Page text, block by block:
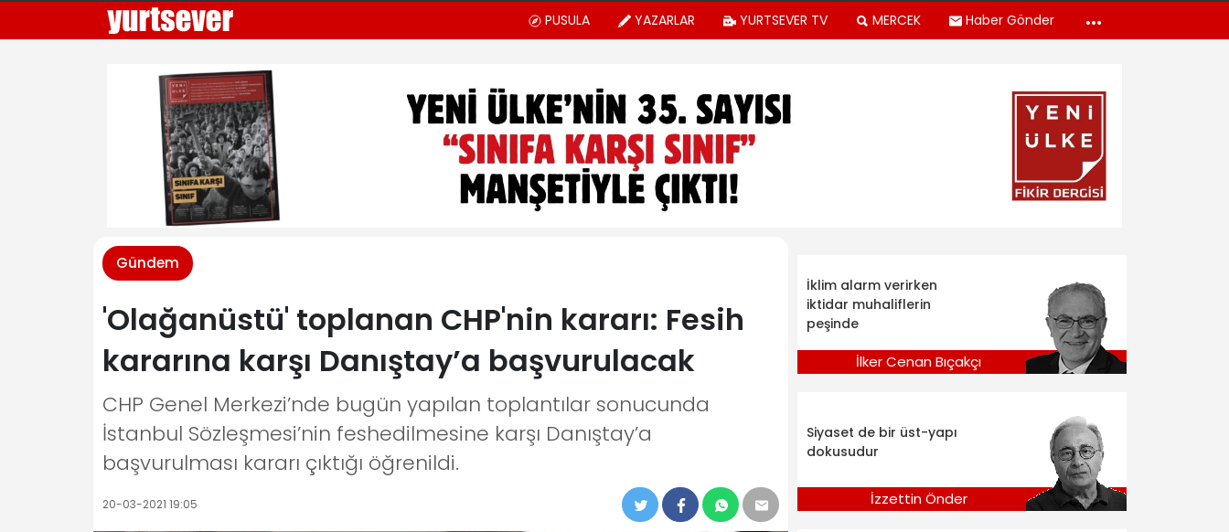
PUSULA YAZARLAR YURTSEVER TV MERCEK Haber Gönder
Gündem
'Olağanüstü' toplanan CHP'nin kararı: Fesih
kararına karşı Danıştay’a başvurulacak
CHP Genel Merkezi’nde bugün yapılan toplantılar sonucunda
İstanbul Sözleşmesi’nin feshedilmesine karşı Danıştay’a
başvurulması kararı çıktığı öğrenildi.
20-03-2021 19:05
İklim alarm verirken
iktidar muhaliflerin
peşinde
İlker Cenan Bıçakçı
Siyaset de bir üst-yapı
dokusudur
İzzettin Önder